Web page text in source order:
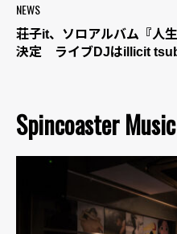
NEWS
荘子it、ソロアルバム『人
決定 ライブDJはillicit
Spincoaster